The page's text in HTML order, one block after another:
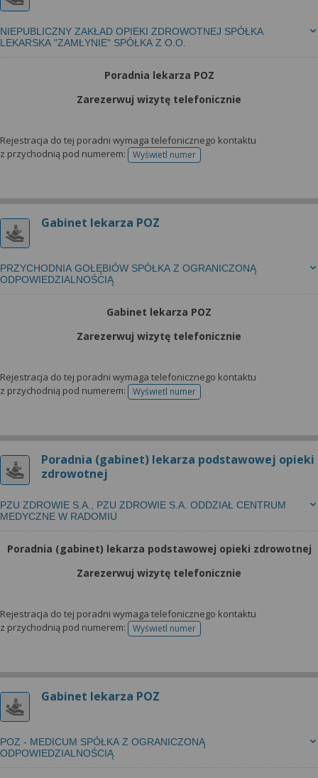
NIEPUBLICZNY ZAKŁAD OPIEKI ZDROWOTNEJ SPÓŁKA
LEKARSKA "ZAMŁYNIE" SPÓŁKA Z O.O.
Poradnia lekarza POZ
Zarezerwuj wizytę telefonicznie
Rejestracja do tej poradni wymaga telefonicznego kontaktu
z przychodnią pod numerem:
Wyświetl numertelefonu do rejestracji
Gabinet lekarza POZ
PRZYCHODNIA GOŁĘBIÓW SPÓŁKA Z OGRANICZONĄ
ODPOWIEDZIALNOŚCIĄ
Gabinet lekarza POZ
Zarezerwuj wizytę telefonicznie
Rejestracja do tej poradni wymaga telefonicznego kontaktu
z przychodnią pod numerem:
Wyświetl numertelefonu do rejestracji
Poradnia (gabinet) lekarza podstawowej opieki
zdrowotnej
PZU ZDROWIE S.A., PZU ZDROWIE S.A. ODDZIAŁ CENTRUM
MEDYCZNE W RADOMIU
Poradnia (gabinet) lekarza podstawowej opieki zdrowotnej
Zarezerwuj wizytę telefonicznie
Rejestracja do tej poradni wymaga telefonicznego kontaktu
z przychodnią pod numerem:
Wyświetl numertelefonu do rejestracji
Gabinet lekarza POZ
POZ - MEDICUM SPÓŁKA Z OGRANICZONĄ
ODPOWIEDZIALNOŚCIĄ